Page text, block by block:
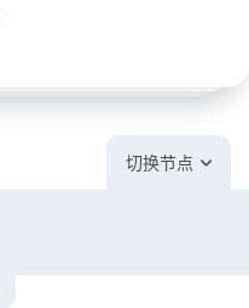
切换节点